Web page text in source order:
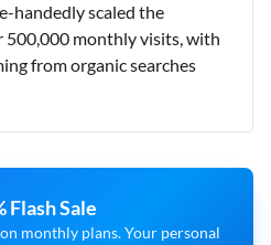
handedly scaled the
500,000 monthly visits, with
from organic searches
Flash Sale
monthly plans. Your personal